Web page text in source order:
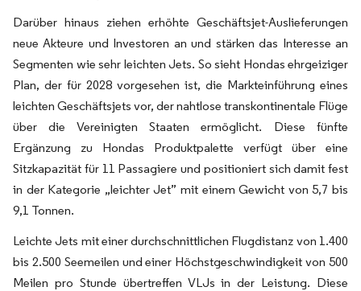
Darüber hinaus ziehen erhöhte Geschäftsjet-Auslieferungen
neue Akteure und Investoren an und stärken das Interesse an
Segmenten wie sehr leichten Jets. So sieht Hondas ehrgeiziger
Plan, der für 2028 vorgesehen ist, die Markteinführung eines
leichten Geschäftsjets vor, der nahtlose transkontinentale Flüge
über die Vereinigten Staaten ermöglicht. Diese fünfte
Ergänzung zu Hondas Produktpalette verfügt über eine
Sitzkapazität für 11 Passagiere und positioniert sich damit fest
in der Kategorie „leichter Jet” mit einem Gewicht von 5,7 bis
9,1 Tonnen.
Leichte Jets mit einer durchschnittlichen Flugdistanz von 1.400
bis 2.500 Seemeilen und einer Höchstgeschwindigkeit von 500
Meilen pro Stunde übertreffen VLJs in der Leistung. Diese